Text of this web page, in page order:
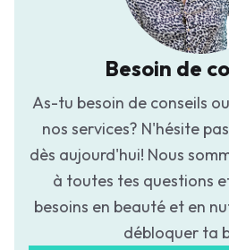
Besoin de
As-tu besoin de conseils
nos services? N'hésite
dès aujourd'hui! Nous
à toutes tes questions
besoins en beauté et en
débloquer ta